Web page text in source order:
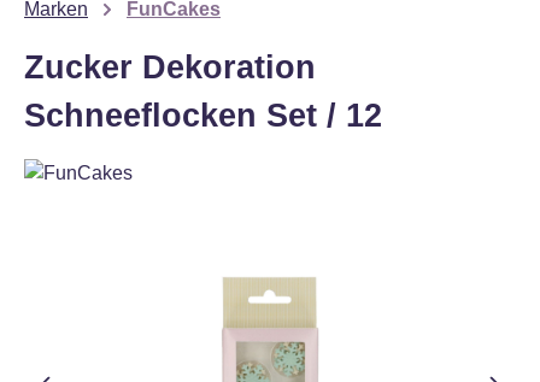
Marken FunCakes
Zucker Dekoration
Schneeflocken Set / 12